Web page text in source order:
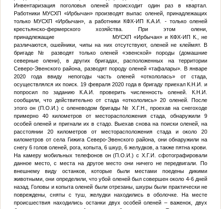
Инвентаризация поголовья оленей происходит один раз в квартал.
Работники МУСХП «Ирбычан» производят выпас оленей, принадлежащих
только МУСХП «Ирбычан», а работники КФХ-ИП
К.А.И.
- только оленей
крестьянско-фермерского хозяйства. При этом олени,
принадлежащие МУСХП «Ирбычан» и КФХ-ИП
К.
, не
различаются, ошейники, чипы на них отсутствуют, оленей не клеймят. В
бригаде №
разводят только оленей «эвенской» породы (домашние
северные олени), в других бригадах, расположенных на территории
Северо-Эвенского района, разводят породу оленей «тафалары». В январе
2020 года ввиду непогоды часть оленей «откололась» от стада,
осуществлялся их поиск. 19 февраля 2020 года в бригаду приехал К.Н.И.
и
попросил по заданию
К.А.И. проверить численность оленей.
К.Н.И.
сообщили, что действительно от стада «откололись» 20 оленей. После
этого он (П.О.И. ) с оленеводом бригады № Х.Г.Н.
, проехав на снегоходе
примерно 40 километров от месторасположения стада, обнаружили 9
особей оленей и пригнали их в стадо. Выехав снова на поиски оленей, на
расстоянии 20 километров от месторасположения стада и около 20
километров от села Гижига Северо-Эвенского района, они обнаружили на
снегу 6 голов оленей, рога, копыта, 6 шкур, 6 желудков, а также пятна крови.
На камеру мобильных телефонов он (П.О.И.) сХ.Г.И.
сфотографировали
данное место, с места на другое место они ничего не передвигали. По
внешнему виду останков, которые были местами поедены дикими
животными, они определили, что убой оленей был совершен около 4-6 дней
назад. Головы и копыта оленей были отрезаны, шкуры были практически не
повреждены, сняты с туш, желудки находились в оболочке. На месте
происшествия находились останки двух особей оленей – важенок, двух